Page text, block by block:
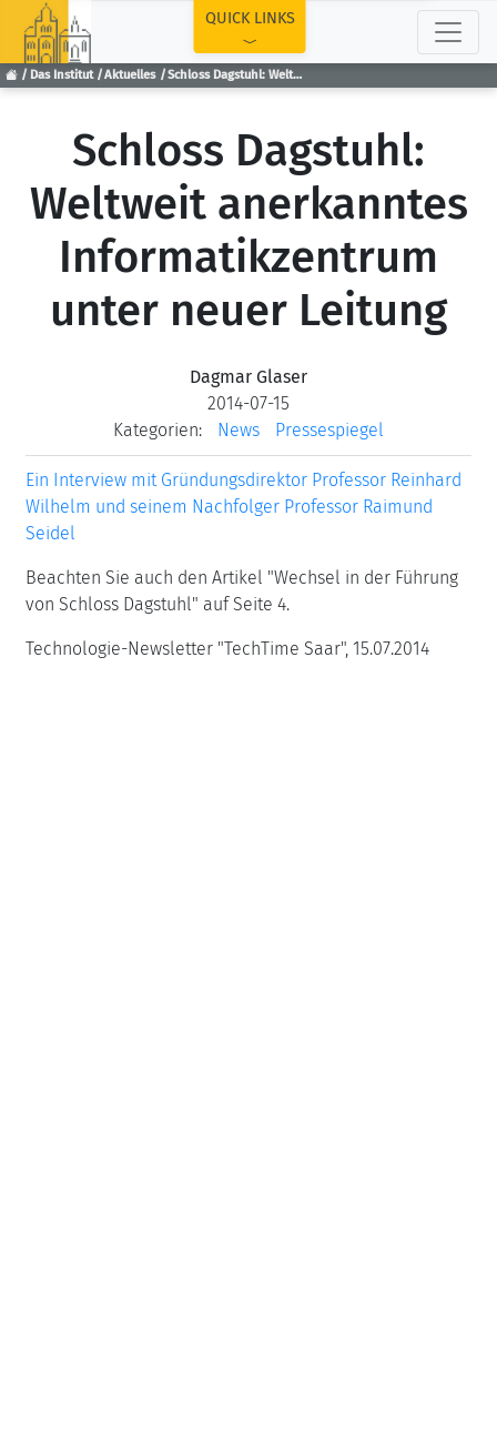
Das Institut Aktuelles Schloss Dagstuhl: Weltweit anerkanntes Informatikzentrum unter neuer Leitung
QUICK LINKS
Schloss Dagstuhl:
Weltweit anerkanntes
Informatikzentrum
unter neuer Leitung
Dagmar Glaser
2014-07-15
Kategorien:
News Pressespiegel
Ein Interview mit Gründungsdirektor Professor Reinhard
Wilhelm und seinem Nachfolger Professor Raimund
Seidel
Beachten Sie auch den Artikel "Wechsel in der Führung
von Schloss Dagstuhl" auf Seite 4.
Technologie-Newsletter "TechTime Saar", 15.07.2014